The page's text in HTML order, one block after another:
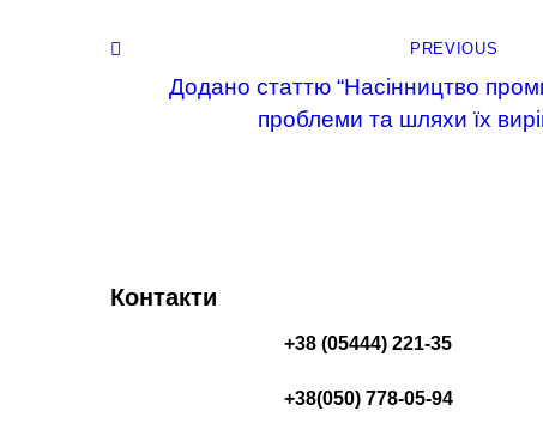
PREVIOUS
Додано статтю “Насінництво
проблеми та шляхи їх
Контакти
+38 (05444) 221-35
+38(050) 778-05-94